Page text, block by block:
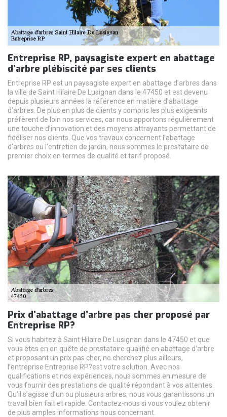
Entreprise RP, paysagiste expert en abattage
d’arbre plébiscité par ses clients
Entreprise RP est un paysagiste expert en abattage d’arbres dans
la ville de Saint Hilaire De Lusignan dans le 47450 et est devenu
depuis plusieurs années la référence en matière d’abattage
d’arbres. De plus en plus de clients y compris les plus exigeants
préfèrent de loin nos services, car nous apportons régulièrement
une touche d’innovation et des moyens attrayants permettant de
fidéliser nos clients. Que vos travaux concernent l’abattage
d’arbres ou l’entretien de jardin, nous sommes le prestataire de
premier choix en termes de qualité et tarif proposé.
Prix d’abattage d’arbre pas cher proposé par
Entreprise RP?
Si vous habitez à Saint Hilaire De Lusignan dans le 47450 et que
vous êtes en en quête de prestataire qualifié en abattage d’arbre
et proposant un prix pas cher, ne cherchez plus ailleurs,
l’entreprise Entreprise RP?est votre solution. Avec nos
qualifications et nos expériences, nous sommes en mesure de
vous fournir des prestations de qualité répondant à vos attentes.
Qu’il s’agisse d’un ou plusieurs arbres, nous vous garantissons un
travail bien fait et rapide. Contactez-nous si vous voulez obtenir
de plus amples informations nous concernant.